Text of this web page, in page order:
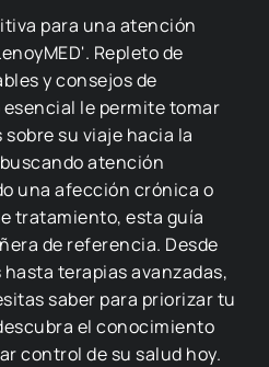
para una atención
Repleto de
y consejos de
le permite tomar
su viaje hacia la
atención
una afección crónica o
tratamiento, esta guía
de referencia. Desde
terapias avanzadas,
saber para priorizar tu
el conocimiento
control de su salud hoy.